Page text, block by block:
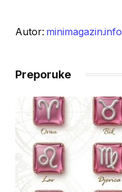
Autor: minimagazin.info
Preporuke